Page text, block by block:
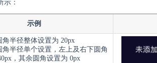
示：
示例
角半径整体设置为 20px
角半径单个设置，左上及右下圆角
，其余圆角设置为 0px